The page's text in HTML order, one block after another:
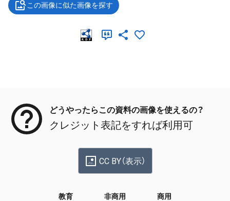
この画像に似た画像を探す
どうやったらこの資料の画像を使えるの？
クレジット表記をすれば利用可
CC BY（表示）
教育 非商用 商用